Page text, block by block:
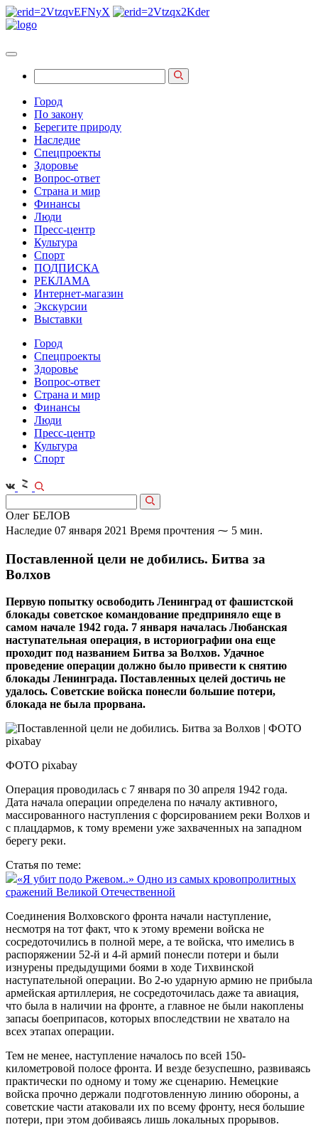
Город
По закону
Берегите природу
Наследие
Спецпроекты
Здоровье
Вопрос-ответ
Страна и мир
Финансы
Люди
Пресс-центр
Культура
Спорт
ПОДПИСКА
РЕКЛАМА
Интернет-магазин
Экскурсии
Выставки
Город
Спецпроекты
Здоровье
Вопрос-ответ
Страна и мир
Финансы
Люди
Пресс-центр
Культура
Спорт
Олег БЕЛОВ
Наследие 07 января 2021 Время прочтения ⁓ 5 мин.
Поставленной цели не добились. Битва за
Волхов
Первую попытку освободить Ленинград от фашистской
блокады советское командование предприняло еще в
самом начале 1942 года. 7 января началась Любанская
наступательная операция, в историографии она еще
проходит под названием Битва за Волхов. Удачное
проведение операции должно было привести к снятию
блокады Ленинграда. Поставленных целей достичь не
удалось. Советские войска понесли большие потери,
блокада не была прорвана.
ФОТО pixabay
Операция проводилась с 7 января по 30 апреля 1942 года.
Дата начала операции определена по началу активного,
массированного наступления с форсированием реки Волхов и
с плацдармов, к тому времени уже захваченных на западном
берегу реки.
Статья по теме:
«Я убит подо Ржевом..» Одно из самых кровопролитных
сражений Великой Отечественной
Соединения Волховского фронта начали наступление,
несмотря на тот факт, что к этому времени войска не
сосредоточились в полной мере, а те войска, что имелись в
распоряжении 52-й и 4-й армий понесли потери и были
изнурены предыдущими боями в ходе Тихвинской
наступательной операции. Во 2-ю ударную армию не прибыла
армейская артиллерия, не сосредоточилась даже та авиация,
что была в наличии на фронте, а главное не были накоплены
запасы боеприпасов, которых впоследствии не хватало на
всех этапах операции.
Тем не менее, наступление началось по всей 150-
километровой полосе фронта. И везде безуспешно, развиваясь
практически по одному и тому же сценарию. Немецкие
войска прочно держали подготовленную линию обороны, а
советские части атаковали их по всему фронту, неся большие
потери, при этом добиваясь лишь локальных прорывов.